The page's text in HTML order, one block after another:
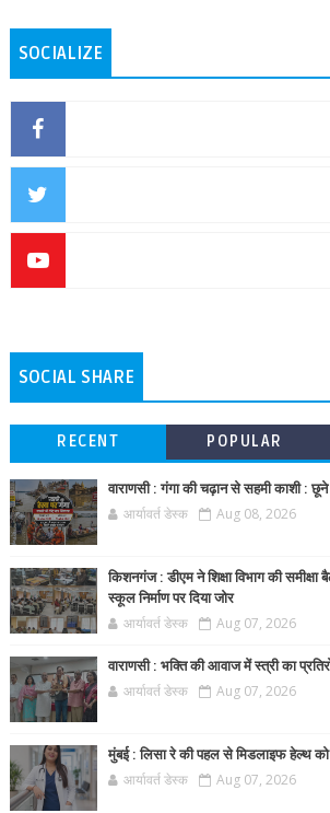
SOCIALIZE
SOCIAL SHARE
RECENT POPULAR
वाराणसी : गंगा की चढ़ान से सहमी काशी :
आर्यावर्त डेस्क Aug 08, 2026
किशनगंज : डीएम ने शिक्षा विभाग की
स्कूल निर्माण पर दिया जोर
आर्यावर्त डेस्क Aug 07, 2026
वाराणसी : भक्ति की आवाज में स्त्री का
आर्यावर्त डेस्क Aug 07, 2026
मुंबई : लिसा रे की पहल से मिडलाइफ हेल्थ को
आर्यावर्त डेस्क Aug 07, 2026